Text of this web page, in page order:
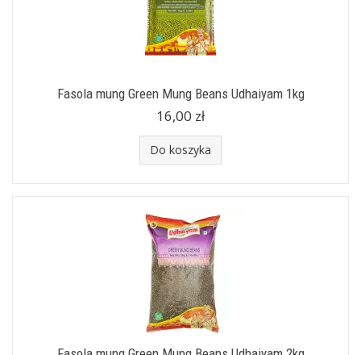
Fasola mung Green Mung Beans Udhaiyam 1kg
16,00 zł
Do koszyka